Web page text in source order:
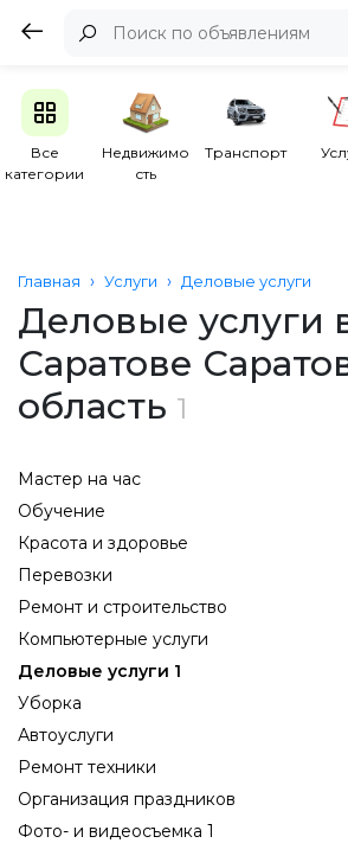
Все
категории
Недвижимо
сть
Транспорт
Главная Услуги Деловые услуги
Деловые услуги
Саратове
область 1
Мастер на час
Обучение
Красота и здоровье
Перевозки
Ремонт и строительство
Компьютерные услуги
Деловые услуги 1
Уборка
Автоуслуги
Ремонт техники
Организация праздников
Фото- и видеосъемка 1